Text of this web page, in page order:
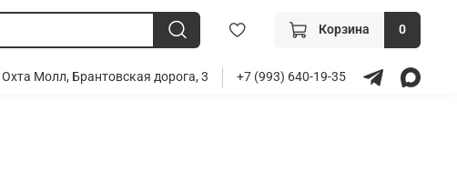
Корзина 0
Охта Молл, Брантовская дорога, 3 +7 (993) 640-19-35